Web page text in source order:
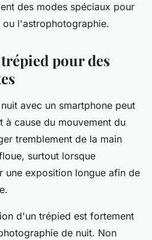
des modes spéciaux pour
l'astrophotographie.
pour des
avec un smartphone peut
à cause du mouvement du
tremblement de la main
surtout lorsque
une exposition longue afin de
d'un trépied est fortement
de nuit. Non